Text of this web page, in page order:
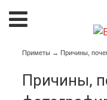
Приметы → Причины,
Причины,